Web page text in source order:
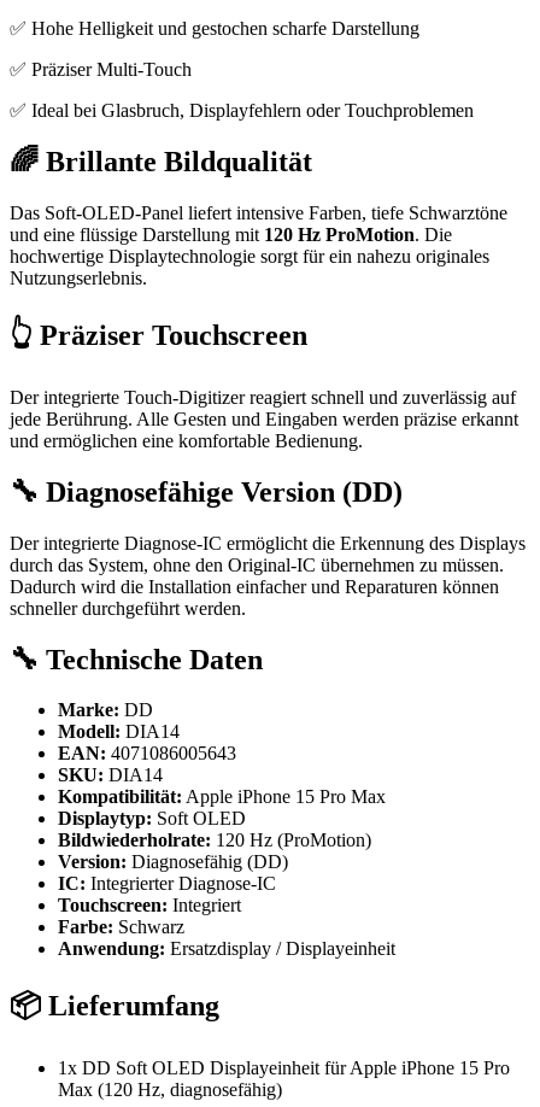
✅ Hohe Helligkeit und gestochen scharfe Darstellung
✅ Präziser Multi-Touch
✅ Ideal bei Glasbruch, Displayfehlern oder Touchproblemen
🌈 Brillante Bildqualität
Das Soft-OLED-Panel liefert intensive Farben, tiefe Schwarztöne
und eine flüssige Darstellung mit 120 Hz ProMotion. Die
hochwertige Displaytechnologie sorgt für ein nahezu originales
Nutzungserlebnis.
👆 Präziser Touchscreen
Der integrierte Touch-Digitizer reagiert schnell und zuverlässig auf
jede Berührung. Alle Gesten und Eingaben werden präzise erkannt
und ermöglichen eine komfortable Bedienung.
🔧 Diagnosefähige Version (DD)
Der integrierte Diagnose-IC ermöglicht die Erkennung des Displays
durch das System, ohne den Original-IC übernehmen zu müssen.
Dadurch wird die Installation einfacher und Reparaturen können
schneller durchgeführt werden.
🔧 Technische Daten
Marke: DD
Modell: DIA14
EAN: 4071086005643
SKU: DIA14
Kompatibilität: Apple iPhone 15 Pro Max
Displaytyp: Soft OLED
Bildwiederholrate: 120 Hz (ProMotion)
Version: Diagnosefähig (DD)
IC: Integrierter Diagnose-IC
Touchscreen: Integriert
Farbe: Schwarz
Anwendung: Ersatzdisplay / Displayeinheit
📦 Lieferumfang
1x DD Soft OLED Displayeinheit für Apple iPhone 15 Pro
Max (120 Hz, diagnosefähig)